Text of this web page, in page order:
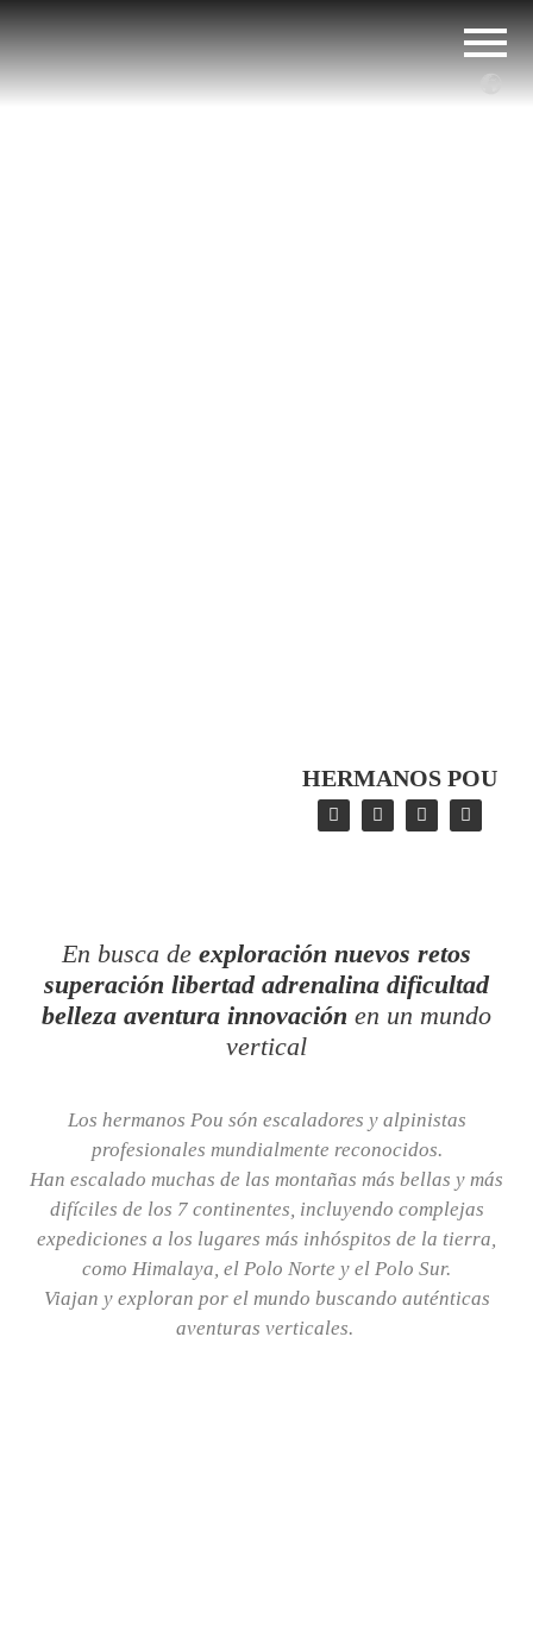
HERMANOS POU
En busca de exploración nuevos retos
superación libertad adrenalina dificultad
belleza aventura innovación en un mundo
vertical
Los hermanos Pou són escaladores y alpinistas
profesionales mundialmente reconocidos.
Han escalado muchas de las montañas más bellas y más
difíciles de los 7 continentes, incluyendo complejas
expediciones a los lugares más inhóspitos de la tierra,
como Himalaya, el Polo Norte y el Polo Sur.
Viajan y exploran por el mundo buscando auténticas
aventuras verticales.